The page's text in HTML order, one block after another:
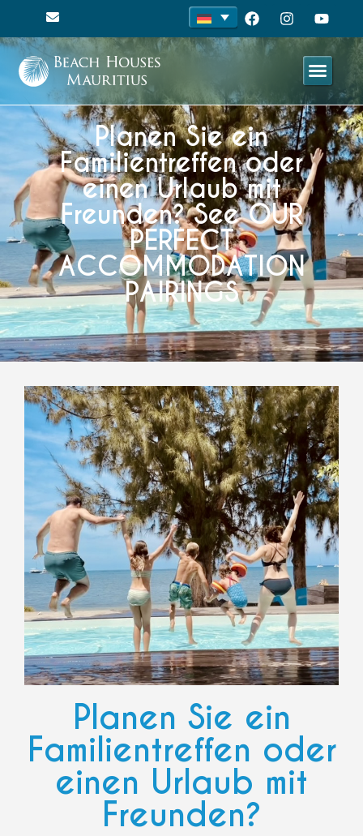
Planen Sie ein
Familientreffen oder
einen Urlaub mit
Freunden? See OUR
PERFECT
ACCOMMODATION
PAIRINGS
Planen Sie ein
Familientreffen oder
einen Urlaub mit
Freunden?